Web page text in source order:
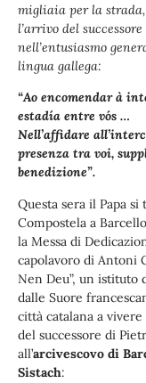
migliaia per la
l’arrivo del
nell’entusiasmo
lingua gallega:
“Ao encomendar à
estadía entre vós …
Nell’affidare
presenza tra voi,
benedizione”.
Questa sera il Papa
Compostela a
la Messa di
capolavoro di Antoni
Nen Deu”, un istituto
dalle Suore
città catalana a
del successore di
all’arcivescovo di
Sistach: